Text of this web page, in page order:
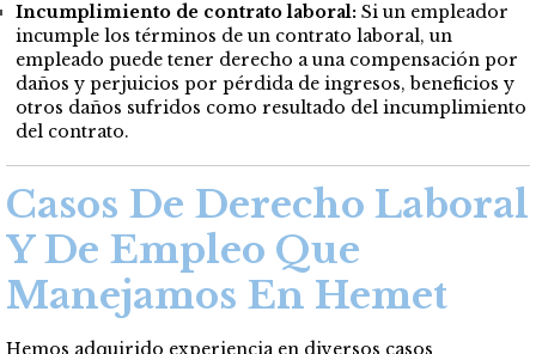
Incumplimiento de contrato laboral: Si un empleador
incumple los términos de un contrato laboral, un
empleado puede tener derecho a una compensación por
daños y perjuicios por pérdida de ingresos, beneficios y
otros daños sufridos como resultado del incumplimiento
del contrato.
Casos De Derecho Laboral
Y De Empleo Que
Manejamos En Hemet